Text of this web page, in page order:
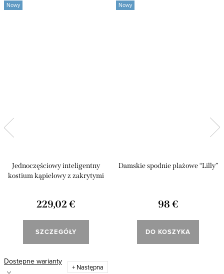
Nowy
Jednoczęściowy inteligentny
kostium kąpielowy z zakrytymi
229,02 €
SZCZEGÓŁY
Dostępne warianty
+ Następna
Nowy
Damskie spodnie plażowe “Lilly”
98 €
DO KOSZYKA